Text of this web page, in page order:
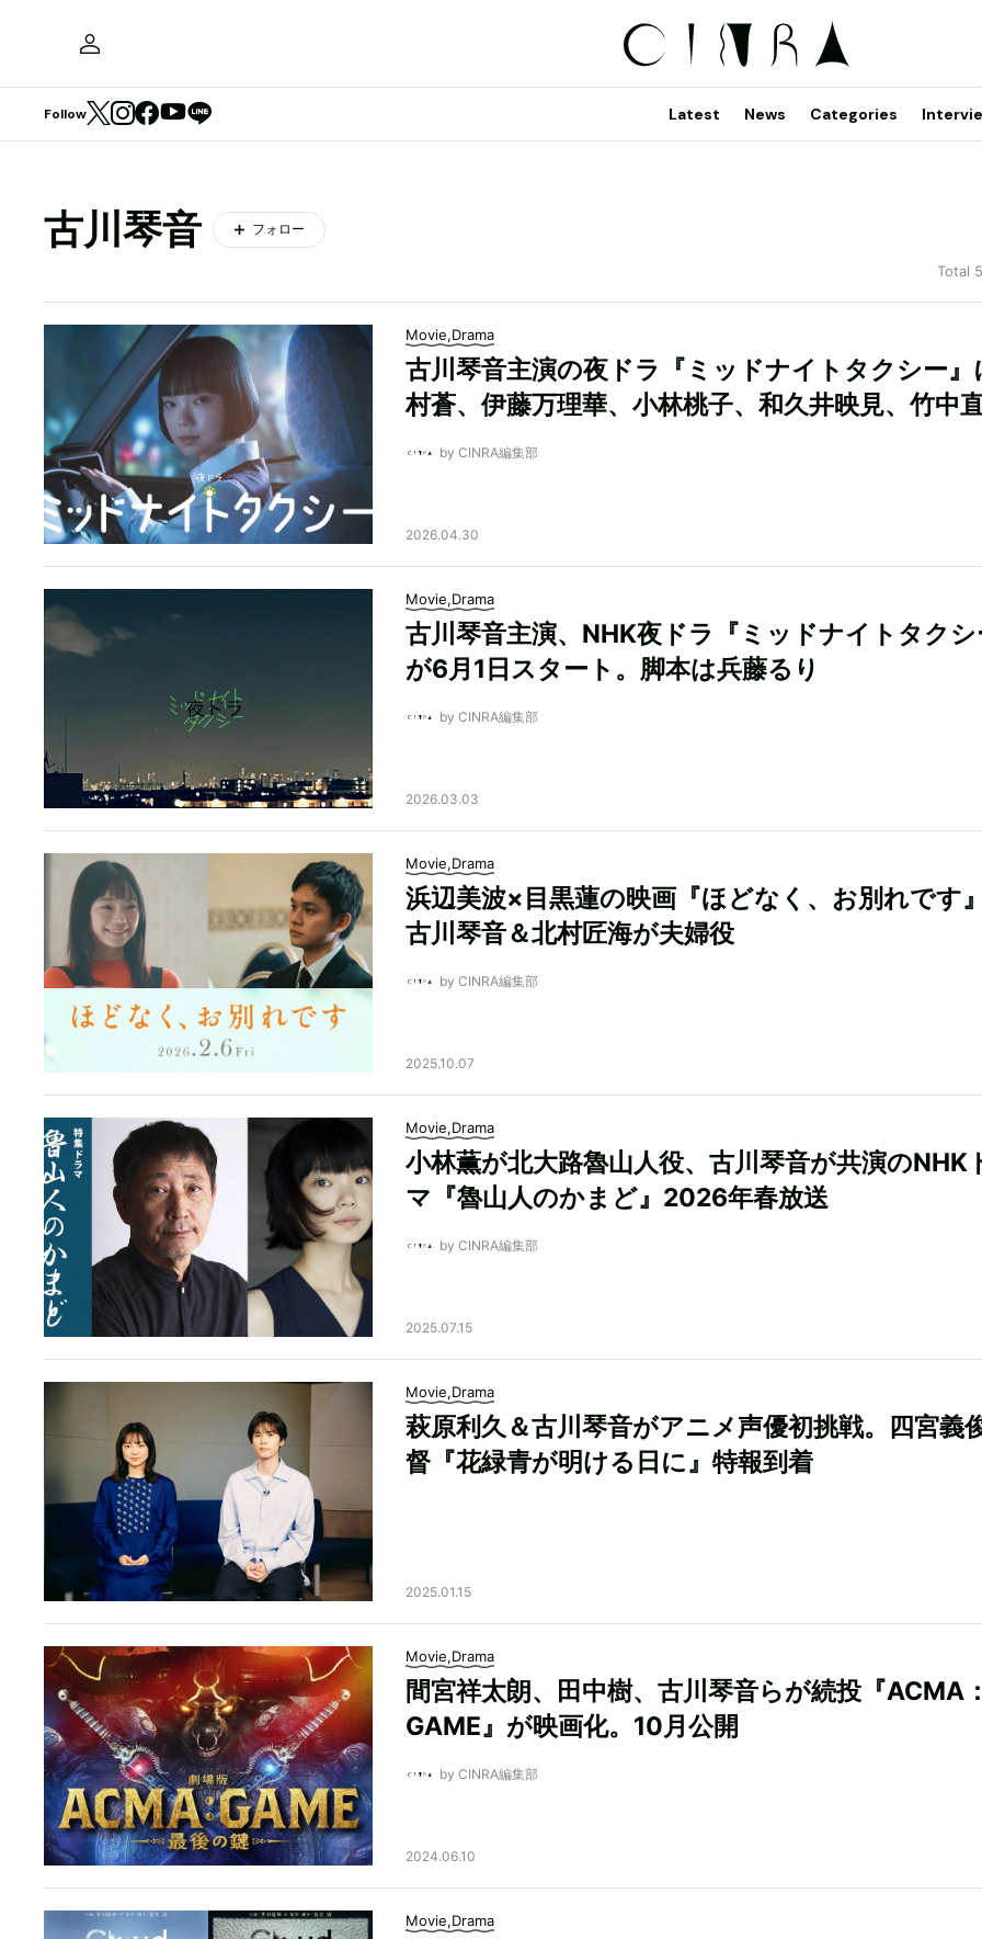
Follow Latest News Categories
古川琴音 フォロー
Total
Movie,Drama
古川琴音主演の夜ドラ『ミッドナイトタクシー』
村蒼、伊藤万理華、小林桃子、和久井映見、竹中
by CINRA編集部
2026.04.30
Movie,Drama
古川琴音主演、NHK夜ドラ『ミッドナイトタクシ
が6月1日スタート。脚本は兵藤るり
by CINRA編集部
2026.03.03
Movie,Drama
浜辺美波×目黒蓮の映画『ほどなく、お別れです
古川琴音＆北村匠海が夫婦役
by CINRA編集部
2025.10.07
Movie,Drama
小林薫が北大路魯山人役、古川琴音が共演のNHK
マ『魯山人のかまど』2026年春放送
by CINRA編集部
2025.07.15
Movie,Drama
萩原利久＆古川琴音がアニメ声優初挑戦。四宮義
督『花緑青が明ける日に』特報到着
2025.01.15
Movie,Drama
間宮祥太朗、田中樹、古川琴音らが続投『ACMA：
GAME』が映画化。10月公開
by CINRA編集部
2024.06.10
Movie,Drama